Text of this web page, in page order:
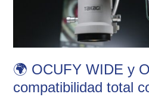
🌍 OCUFY WIDE y
compatibilidad total
total